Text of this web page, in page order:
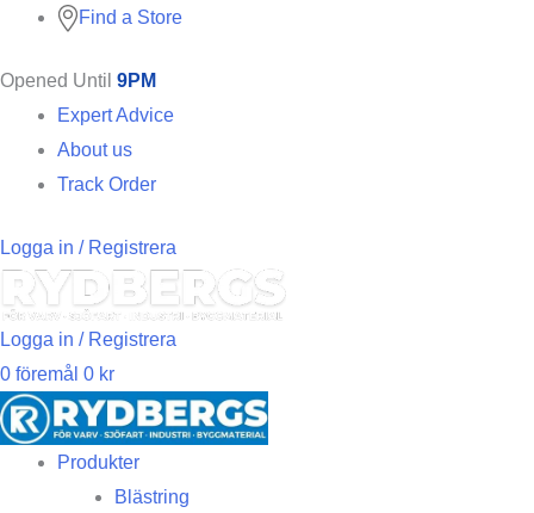
Find a Store
Opened Until 9PM
Expert Advice
About us
Track Order
Logga in / Registrera
Logga in / Registrera
0 föremål 0 kr
Produkter
Blästring